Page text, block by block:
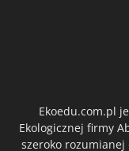
Ekoedu.com.pl
Ekologicznej firmy
szeroko